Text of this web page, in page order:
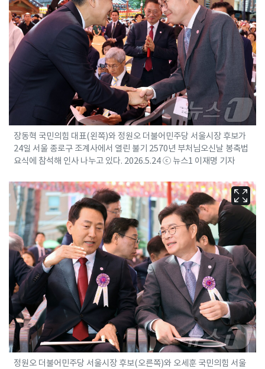
장동혁 국민의힘 대표(왼쪽)와 정원오 더불어민주당 서울시장 후보가
24일 서울 종로구 조계사에서 열린 불기 2570년 부처님오신날 봉축법
요식에 참석해 인사 나누고 있다. 2026.5.24 ⓒ 뉴스1 이재명 기자
정원오 더불어민주당 서울시장 후보(오른쪽)와 오세훈 국민의힘 서울